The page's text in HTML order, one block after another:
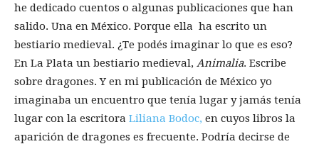
he dedicado cuentos o algunas publicaciones que han
salido. Una en México. Porque ella ha escrito un
bestiario medieval. ¿Te podés imaginar lo que es eso?
En La Plata un bestiario medieval, Animalia. Escribe
sobre dragones. Y en mi publicación de México yo
imaginaba un encuentro que tenía lugar y jamás tenía
lugar con la escritora Liliana Bodoc, en cuyos libros la
aparición de dragones es frecuente. Podría decirse de